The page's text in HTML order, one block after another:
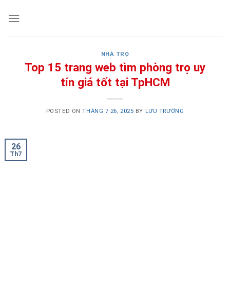
NHÀ TRỌ
Top 15 trang web tìm phòng trọ uy
tín giá tốt tại TpHCM
POSTED ONTHÁNG 7 26, 2025 BY LƯU TRƯỜNG
26
Th7